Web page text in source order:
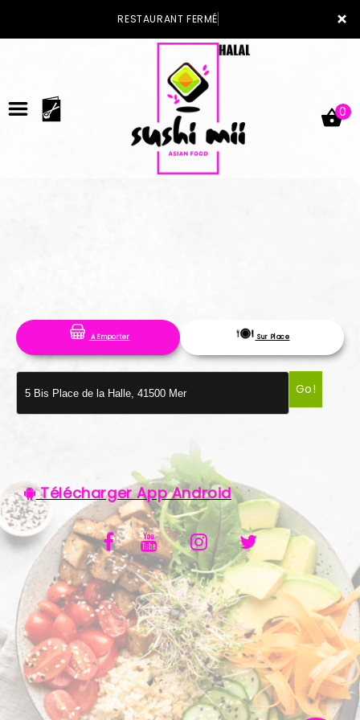
×
RESTAURANT FERMÉ
NOTRE RESTAURANT
VOS AVIS
MENTIONS LÉGALES
0
A Emporter Sur Place
Go!
Télécharger App Android